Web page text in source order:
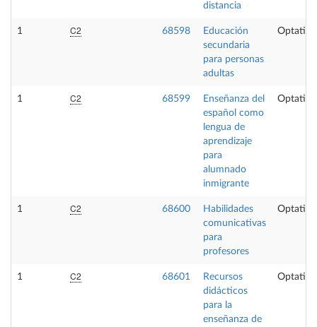
distancia
1 C2 68598
Educación
secundaria
para personas
adultas
Optativa
1 C2 68599
Enseñanza del
español como
lengua de
aprendizaje
para
alumnado
inmigrante
Optativa
1 C2 68600
Habilidades
comunicativas
para
profesores
Optativa
1 C2 68601
Recursos
didácticos
para la
enseñanza de
Optativa